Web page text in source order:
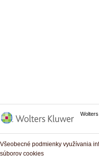
Všeobecné podmienky využívania
súborov cookies